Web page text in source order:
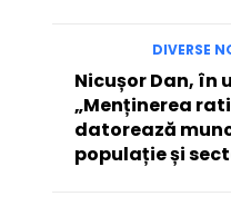
DIVERSE
Nicușor Dan, în
„Menținerea
datorează
populație și